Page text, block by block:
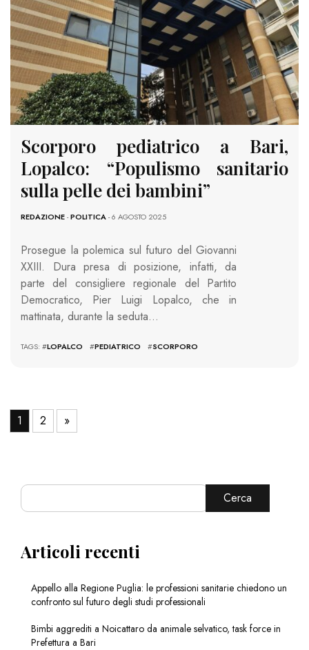
Scorporo pediatrico a Bari,
Lopalco: “Populismo sanitario
sulla pelle dei bambini”
REDAZIONE-POLITICA- 6 AGOSTO 2025
Prosegue la polemica sul futuro del Giovanni
XXIII. Dura presa di posizione, infatti, da
parte del consigliere regionale del Partito
Democratico, Pier Luigi Lopalco, che in
mattinata, durante la seduta…
TAGS: #LOPALCO #PEDIATRICO #SCORPORO
1 2 »
Cerca
Articoli recenti
Appello alla Regione Puglia: le professioni sanitarie chiedono un
confronto sul futuro degli studi professionali
Bimbi aggrediti a Noicattaro da animale selvatico, task force in
Prefettura a Bari